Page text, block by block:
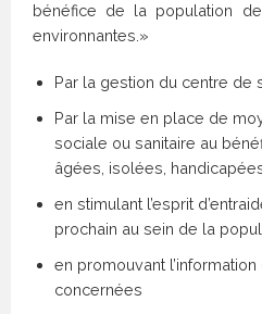
bénéfice de la population
environnantes.»
Par la gestion du centre de
Par la mise en place de
sociale ou sanitaire au
âgées, isolées,
en stimulant l’esprit
prochain au sein de la
en promouvant
concernées